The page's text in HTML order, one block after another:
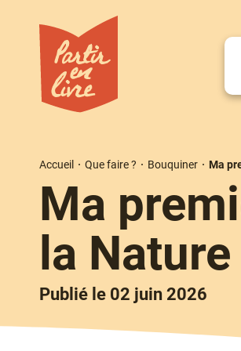
contenu
principal
d'Ariane
Accueil Que faire ? Bouquiner Ma
Ma
la Nature
Publié le 02 juin 2026